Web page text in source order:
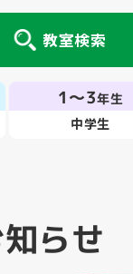
教室検索
1～3年生
中学生
らせ